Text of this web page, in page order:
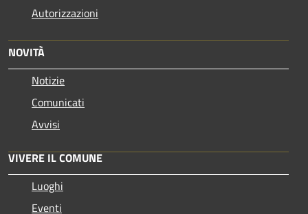
Autorizzazioni
NOVITÀ
Notizie
Comunicati
Avvisi
VIVERE IL COMUNE
Luoghi
Eventi